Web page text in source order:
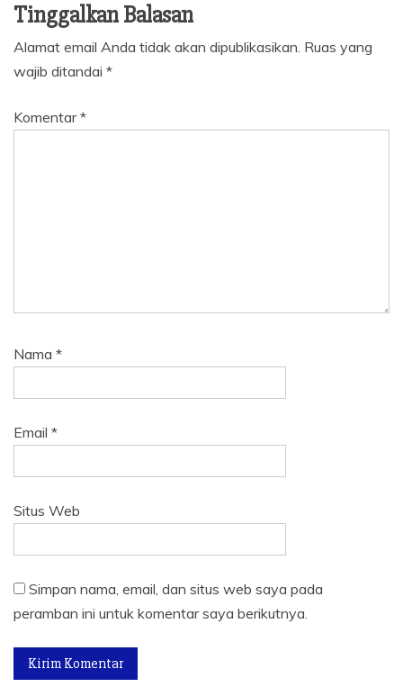
Tinggalkan Balasan
Alamat email Anda tidak akan dipublikasikan. Ruas yang
wajib ditandai *
Komentar*
Nama *
Email *
Situs Web
Simpan nama, email, dan situs web saya pada
peramban ini untuk komentar saya berikutnya.